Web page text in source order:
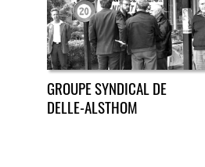
GROUPE SYNDICAL DE
DELLE-ALSTHOM